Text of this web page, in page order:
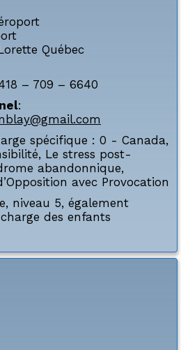
Québec
– 709 – 6640
:
spécifique : 0 - Canada,
, Le stress post-
abandonnique,
avec Provocation
niveau 5, également
des enfants